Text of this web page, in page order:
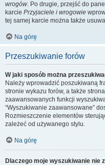
wrogów. Po drugie, przejść do
karcie Przyjaciele i wrogowie
tej samej karcie można także
Na górę
Przeszukiwanie forów
W jaki sposób można
Należy wprowadzić poszukiwaną
stronie wykazu forów, a także
zaawansowanych funkcji
“Wyszukiwanie zaawansowane”
Rozmieszczenie elementów
zależeć od używanego stylu.
Na górę
Dlaczego moje wyszukiwanie nie